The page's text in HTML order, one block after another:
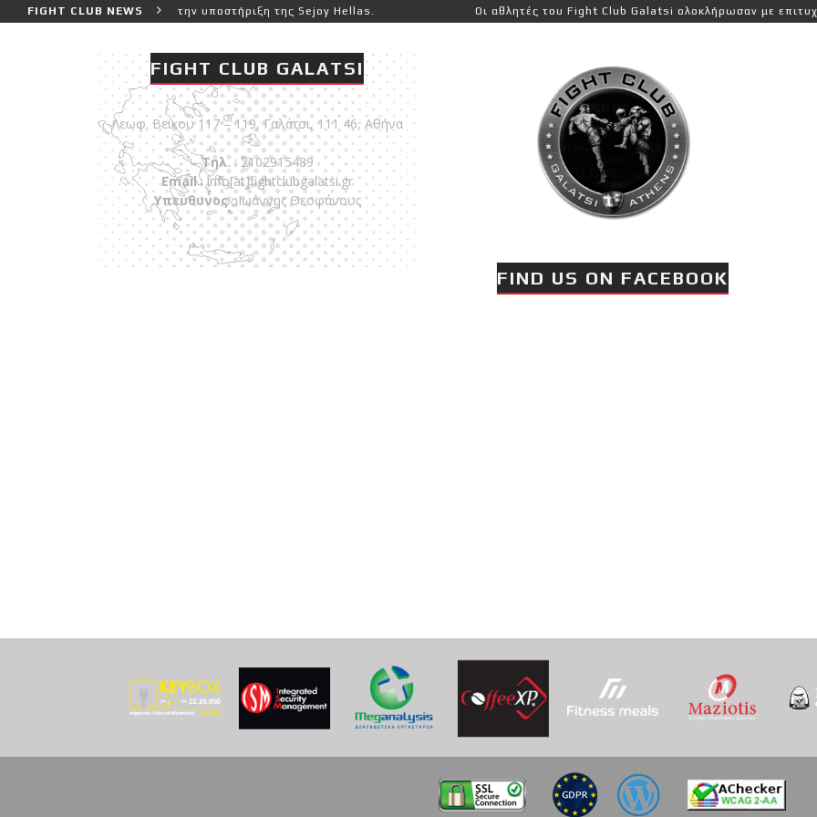
FIGHT CLUB NEWS
Θεοφάνους με την υποστήριξη της Sejoy Hellas. Οι αθλητές του Fight Club Galatsi ολοκλήρωσαν με επιτυχία τις
FIGHT CLUB GALATSI
Λεωφ. Βεϊκου 117 – 119, Γαλάτσι, 111 46, Αθήνα
Τηλ.: 2102915489
Email:info[at]fightclubgalatsi.gr
Υπεύθυνος: Ιωάννης Θεοφάνους
FIND US ON FACEBOOK